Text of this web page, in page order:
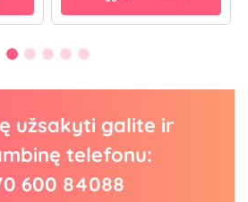
užsakyti galite ir
telefonu:
600 84088